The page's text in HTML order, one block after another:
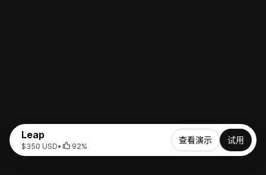
Leap
$350 USD• 92%
查看演示 试用